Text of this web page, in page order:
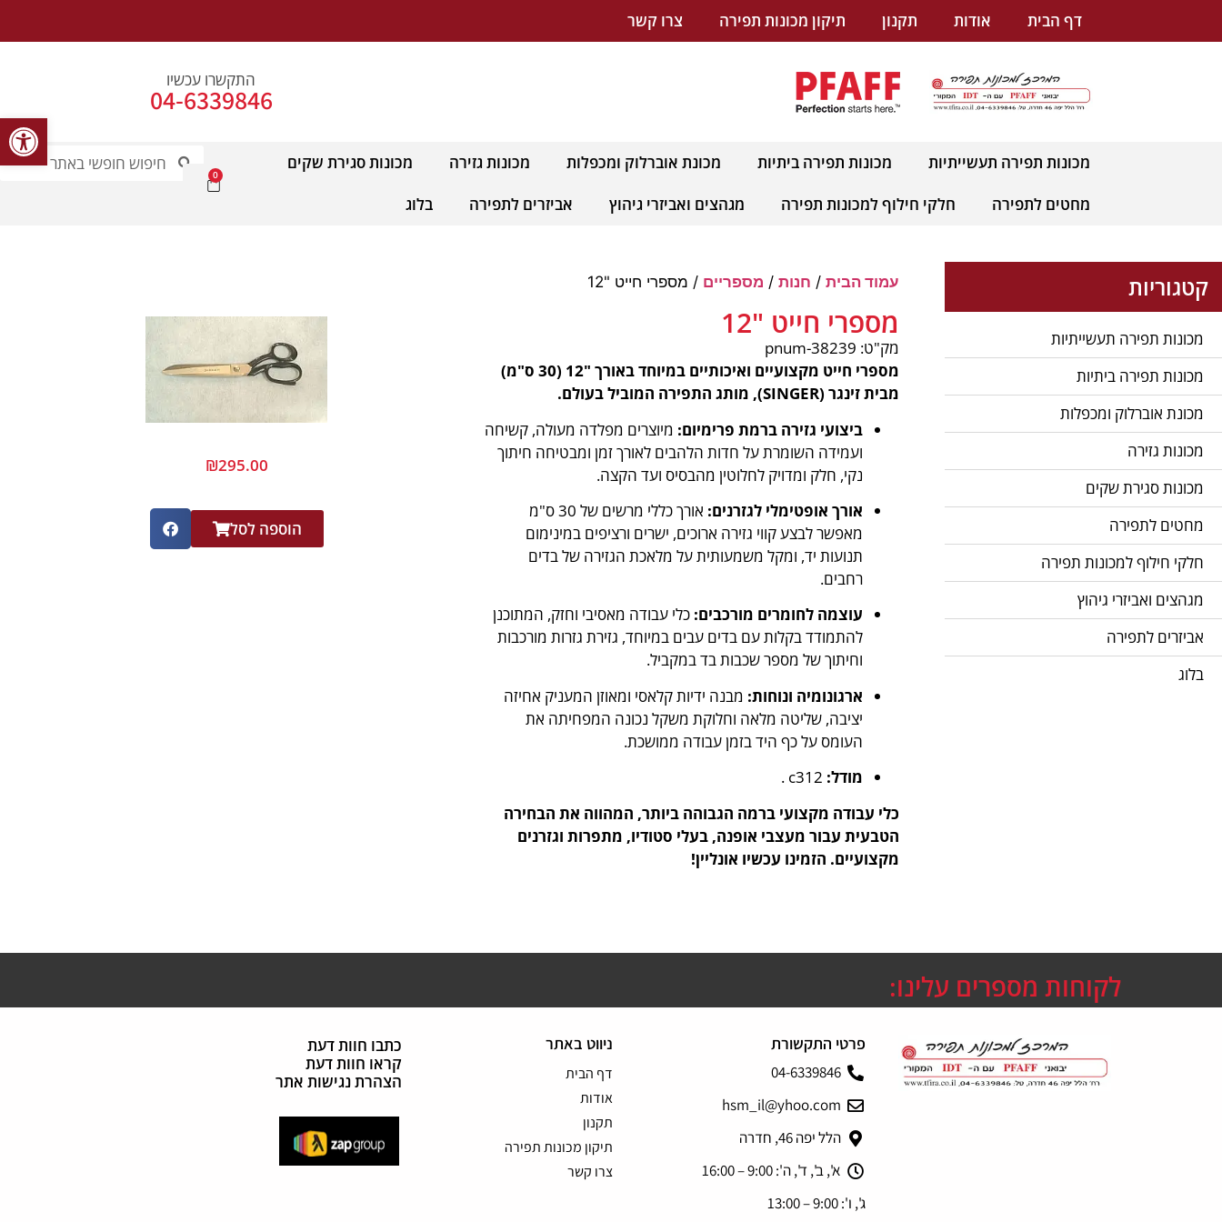
דף הבית אודות תקנון תיקון מכונות תפירה צרו קשר
התקשרו עכשיו
04-6339846
0
מכונות תפירה תעשייתיות מכונות תפירה ביתיות מכונת אוברלוק ומכפלות מכונות גזירה
מכונות סגירת שקים
מחטים לתפירה
חלקי חילוף למכונות תפירה מגהצים ואביזרי גיהוץ אביזרים לתפירה בלוג
קטגוריות
מכונות תפירה תעשייתיות
מכונות תפירה ביתיות
מכונת אוברלוק ומכפלות
מכונות גזירה
מכונות סגירת שקים
מחטים לתפירה
חלקי חילוף למכונות תפירה
מגהצים ואביזרי גיהוץ
אביזרים לתפירה
בלוג
עמוד הבית/ חנות/ מספריים / מספרי חייט "12
מספרי חייט "12
מק"ט: pnum-38239
מספרי חייט מקצועיים ואיכותיים במיוחד באורך "12 (30 ס"מ)
מבית זינגר (SINGER), מותג התפירה המוביל בעולם.
ביצועי גזירה ברמת פרימיום: מיוצרים מפלדה מעולה, קשיחה
ועמידה השומרת על חדות הלהבים לאורך זמן ומבטיחה חיתוך
נקי, חלק ומדויק לחלוטין מהבסיס ועד הקצה.
אורך אופטימלי לגזרנים:
אורך כללי מרשים של 30 ס"מ
מאפשר לבצע קווי גזירה ארוכים, ישרים ורציפים במינימום
תנועות יד, ומקל משמעותית על מלאכת הגזירה של בדים
רחבים.
עוצמה לחומרים מורכבים: כלי עבודה מאסיבי וחזק, המתוכנן
להתמודד בקלות עם בדים עבים במיוחד, גזירת גזרות מורכבות
וחיתוך של מספר שכבות בד במקביל.
ארגונומיה ונוחות: מבנה ידיות קלאסי ומאוזן המעניק אחיזה
יציבה, שליטה מלאה וחלוקת משקל נכונה המפחיתה את
העומס על כף היד בזמן עבודה ממושכת.
מודל:
כלי עבודה מקצועי ברמה הגבוהה ביותר, המהווה את הבחירה
הטבעית עבור מעצבי אופנה, בעלי סטודיו, מתפרות וגזרנים
מקצועיים. הזמינו עכשיו אונליין!
₪295.00
הוספה לסל
לקוחות מספרים עלינו:
פרטי התקשורת
04-6339846
hsm_il@yhoo.com
הלל יפה 46, חדרה
א', ב', ד', ה': 9:00 – 16:00
ג', ו': 9:00 – 13:00
ניווט באתר
דף הבית
אודות
תקנון
תיקון מכונות תפירה
צרו קשר
כתבו חוות דעת
קראו חוות דעת
הצהרת נגישות אתר
פתח